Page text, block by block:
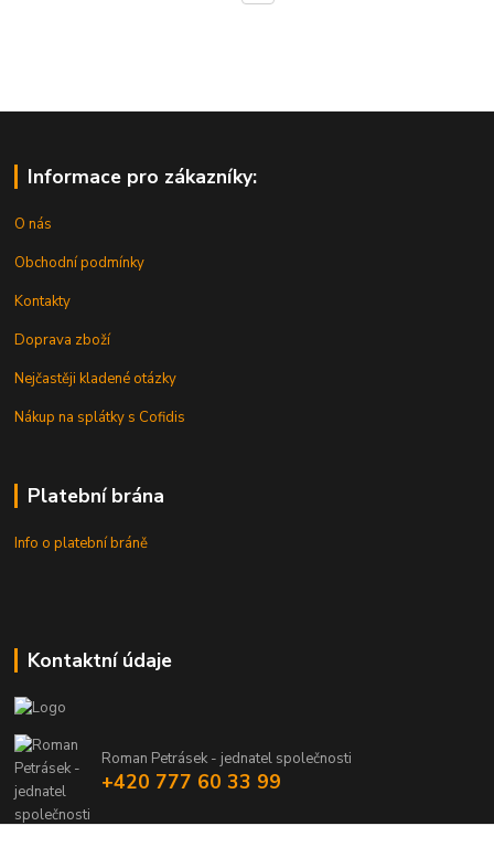
Informace pro zákazníky:
O nás
Obchodní podmínky
Kontakty
Doprava zboží
Nejčastěji kladené otázky
Nákup na splátky s Cofidis
Platební brána
Info o platební bráně
Kontaktní údaje
Roman Petrásek - jednatel společnosti
+420 777 60 33 99